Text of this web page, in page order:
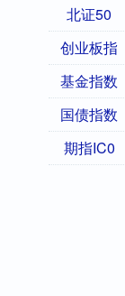
北证50
创业板指
基金指数
国债指数
期指IC0